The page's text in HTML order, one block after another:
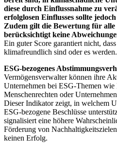
diese durch Einflussnahme zu
erfolglosen Einflusses sollte
Zudem gilt die Bewertung für alle
berücksichtigt keine
Ein guter Score garantiert nicht,
klimafreundlich sind oder es werden.
ESG-bezogenes
Vermögensverwalter können ihre
Unternehmen bei ESG-Themen
Menschenrechten oder
Dieser Indikator zeigt, in welchem
ESG-bezogene Beschlüsse
signalisiert eine höhere
Förderung von
keinen Erfolg.